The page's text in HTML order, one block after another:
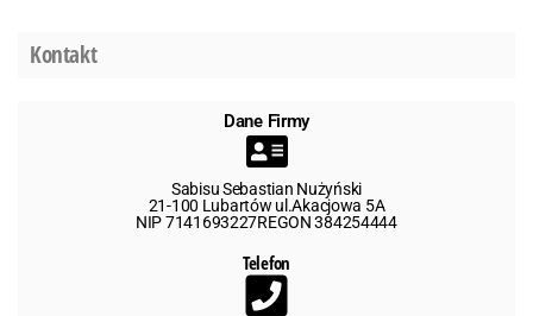
Kontakt
Dane Firmy
Sabisu Sebastian Nużyński
21-100 Lubartów ul.Akacjowa 5A
NIP 7141693227REGON 384254444
Telefon